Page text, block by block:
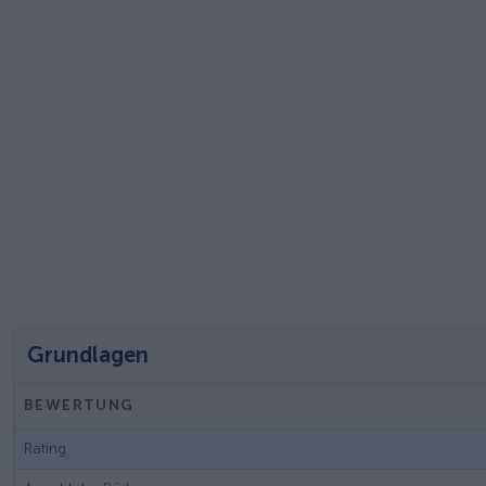
Grundlagen
BEWERTUNG
Rating